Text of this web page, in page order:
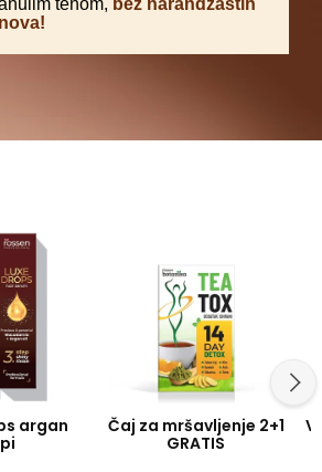
tenom, bez narandžastih
argan
Čaj za mršavljenje 2+1
GRATIS